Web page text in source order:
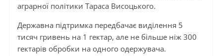
аграрної політики Тараса Висоцького.
Державна підтримка передбачає виділення 5
тисяч гривень на 1 гектар, але не більше ніж 300
гектарів обробки на одного одержувача.